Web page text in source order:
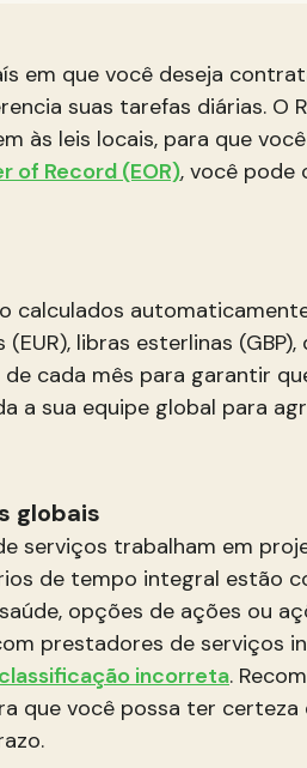
em que você deseja
suas tarefas diárias. O
às leis locais, para que
of Record (EOR), você pode
calculados
libras esterlinas
cada mês para garantir
a sua equipe global para
globais
serviços trabalham em
de tempo integral estão
opções de ações ou
prestadores de serviços
incorreta.
que você possa ter